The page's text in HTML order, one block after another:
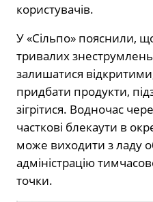
користувачів.
У «Сільпо» пояснили,
тривалих
залишатися
придбати продукти,
зігрітися. Водночас
часткові блекаути в
може виходити з ладу
адміністрацію
точки.